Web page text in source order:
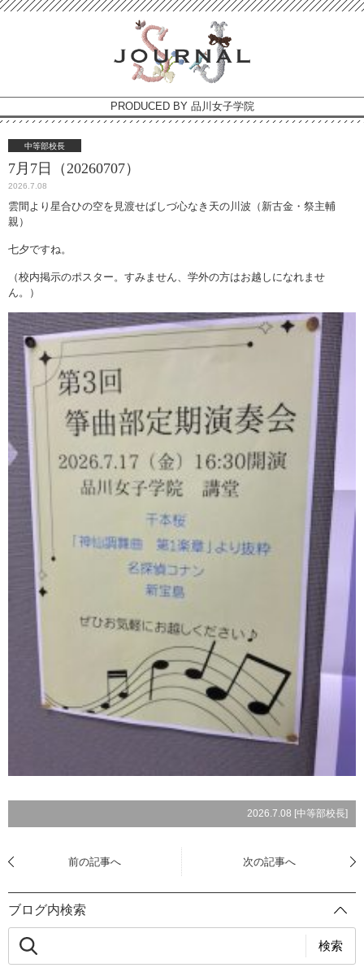
PRODUCED BY 品川女子学院
中等部校長
7月7日（20260707）
2026.7.08
雲間より星合ひの空を見渡せばしづ心なき天の川波（新古金・祭主輔
親）
七夕ですね。
（校内掲示のポスター。すみません、学外の方はお越しになれませ
ん。）
2026.7.08 [中等部校長]
前の記事へ 次の記事へ
ブログ内検索
検索